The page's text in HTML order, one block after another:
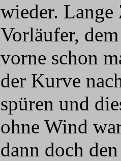
wieder. Lange
Vorläufer,
vorne schon
der Kurve
spüren und
ohne Wind
dann doch